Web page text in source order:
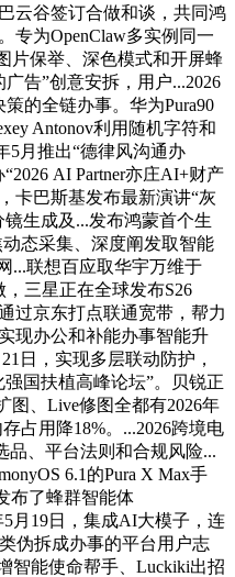
云谷签订合做和谈，共同鸿
专为OpenClaw多实例同一
片保举、深色模式和开屏蜂
告”创意安拆，用户...2026
的全链办事。华为Pura90
Antonov利用随机字符和
5月推出“德律风沟通办
AI Partner亦庄AI+财产
卡巴斯基发布最新演讲“灰
生成及...发布鸿蒙首个生
态采集、深度阐发取智能
...联想百应取华宇万维于
，三星正在全球发布S26
过京东打点联通宽带，帮力
现办公和补能办事智能升
日，实现多层联动防护，
国扶植高峰论坛”。贝锐正
图、Live修图全都有2026年
占用降18%。...2026跨境电
品、平台法则和合规风险...
6.1的Pura X Max手
布了蜂群智能体
5月19日，集成AI大模子，连
伪拆成办事的平台用户志
智能使命帮手、Luckiki出招